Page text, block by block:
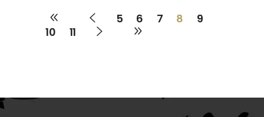
5 6 7 8
9
10
11